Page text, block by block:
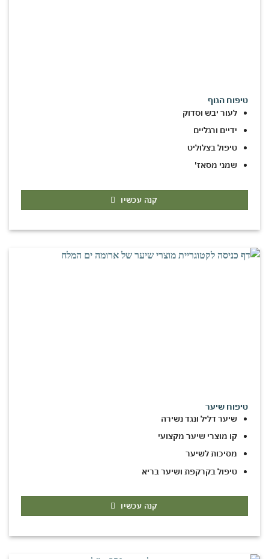
טיפוח הגוף
לעור יבש וסדוק
ידיים ורגליים
טיפול בצלוליט
שמני מסאז'
קנה עכשיו
טיפוח שיער
שיער דליל ונגד נשירה
קו מוצרי שיער מקצועי
מסיכות לשיער
טיפול בקרקפת ושיער בריא
קנה עכשיו